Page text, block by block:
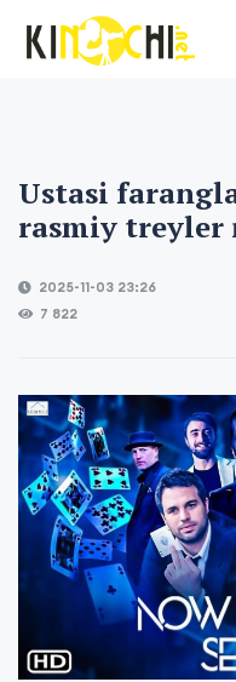
Ustasi
rasmiy
2025-11-03 23:26
7 822